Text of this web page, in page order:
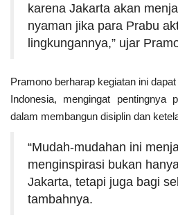
Perempuan/Anak
karena Jakarta akan
nyaman jika para Prabu
lingkungannya,” ujar
Pramono berharap kegiatan ini
Indonesia, mengingat pentingnya
dalam membangun disiplin dan
“Mudah-mudahan ini
menginspirasi bukan
Jakarta, tetapi juga bagi
tambahnya.